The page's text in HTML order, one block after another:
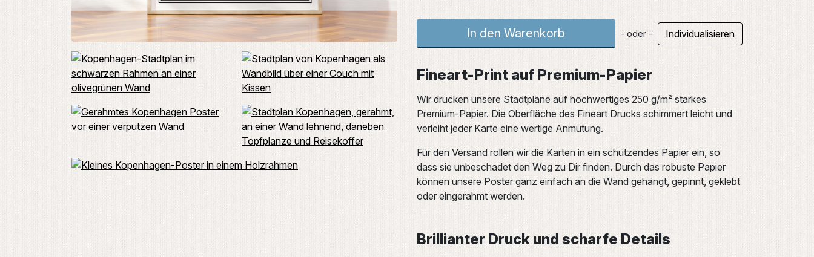
In den Warenkorb - oder - Individualisieren
Fineart-Print auf Premium-Papier
Wir drucken unsere Stadtpläne auf hochwertiges 250 g/m² starkes
Premium-Papier. Die Oberfläche des Fineart Drucks schimmert leicht und
verleiht jeder Karte eine wertige Anmutung.
Für den Versand rollen wir die Karten in ein schützendes Papier ein, so
dass sie unbeschadet den Weg zu Dir finden. Durch das robuste Papier
können unsere Poster ganz einfach an die Wand gehängt, gepinnt, geklebt
oder eingerahmt werden.
Brillianter Druck und scharfe Details